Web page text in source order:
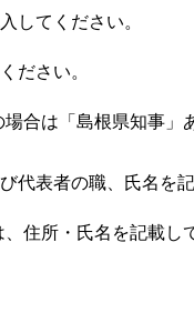
してください。
ださい。
場合は「島根県知事
代表者の職、氏名を
、住所・氏名を記載し